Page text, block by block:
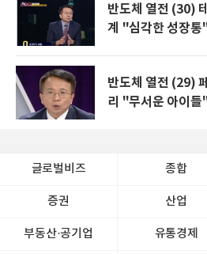
반도체 열전 (30) 테슬
계 "심각한 성장통
반도체 열전 (29)
리 "무서운 아이들
글로벌비즈 종합
증권 산업
부동산·공기업 유통경제